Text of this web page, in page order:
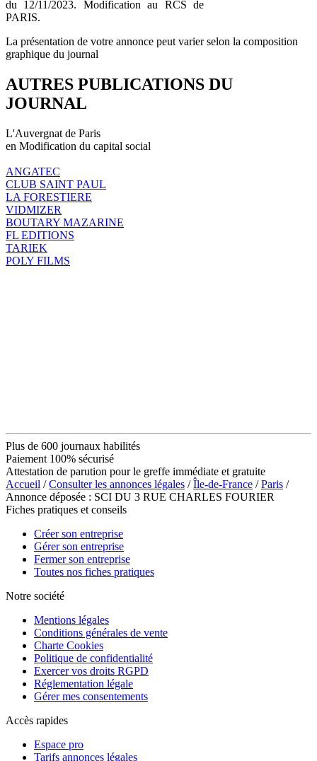
du 12/11/2023. Modification au RCS de
PARIS.
La présentation de votre annonce peut varier selon la composition
graphique du journal
AUTRES PUBLICATIONS DU
JOURNAL
L'Auvergnat de Paris
en Modification du capital social
ANGATEC
CLUB SAINT PAUL
LA FORESTIERE
VIDMIZER
BOUTARY MAZARINE
FL EDITIONS
TARIEK
POLY FILMS
Plus de 600 journaux habilités
Paiement 100% sécurisé
Attestation de parution pour le greffe immédiate et gratuite
Accueil /Consulter les annonces légales /Île-de-France /Paris /
Annonce déposée : SCI DU 3 RUE CHARLES FOURIER
Fiches pratiques et conseils
Créer son entreprise
Gérer son entreprise
Fermer son entreprise
Toutes nos fiches pratiques
Notre société
Mentions légales
Conditions générales de vente
Charte Cookies
Politique de confidentialité
Exercer vos droits RGPD
Réglementation légale
Gérer mes consentements
Accès rapides
Espace pro
Tarifs annonces légales